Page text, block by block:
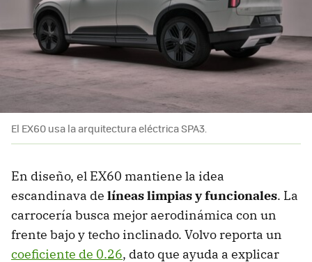
El EX60 usa la arquitectura eléctrica SPA3.
En diseño, el EX60 mantiene la idea
escandinava de líneas limpias y funcionales. La
carrocería busca mejor aerodinámica con un
frente bajo y techo inclinado. Volvo reporta un
coeficiente de 0.26, dato que ayuda a explicar